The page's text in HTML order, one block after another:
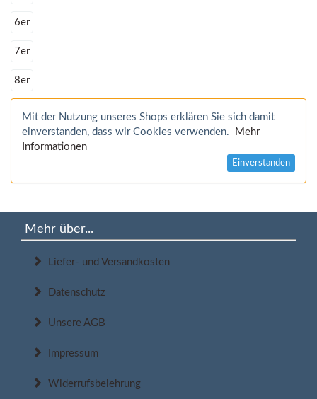
6er
7er
8er
Mit der Nutzung unseres Shops erklären Sie sich damit
einverstanden, dass wir Cookies verwenden.
Mehr
Informationen
Einverstanden
Mehr über...
Liefer- und Versandkosten
Datenschutz
Unsere AGB
Impressum
Widerrufsbelehrung